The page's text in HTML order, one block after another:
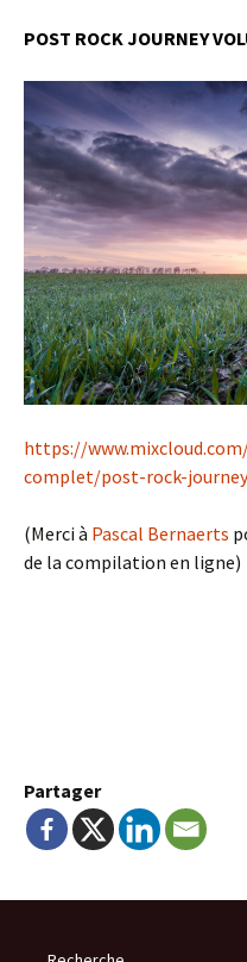
POST ROCK JOURNEY
https://
complet/post-rock-
(Merci à Pascal Bernaerts
de la compilation en ligne)
Partager